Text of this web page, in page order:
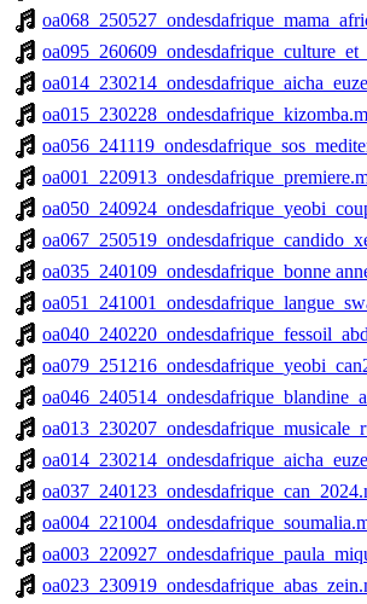
oa035_240109_ondesdafrique_bonne